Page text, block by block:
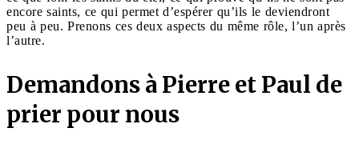
encore saints, ce qui permet d’espérer qu’ils le deviendront
peu à peu. Prenons ces deux aspects du même rôle, l’un après
l’autre.
Demandons à Pierre et Paul de
prier pour nous